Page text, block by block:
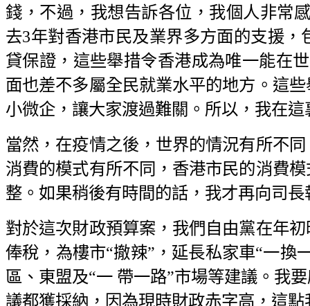
錢，不過，我想告訴各位，我個人非常
去3年對香港市民及業界多方面的支援
貸保證，這些舉措令香港成為唯一能在
面也差不多屬全民就業水平的地方。這
小微企，讓大家渡過難關。所以，我在
當然，在疫情之後，世界的情況有所不
消費的模式有所不同，香港市民的消費
整。如果稍後有時間的話，我才再向司長
對於這次財政預算案，我們自由黨在年
俸稅，為樓市“撤辣”，延長私家車“一換
區、東盟及“一 帶一路”市場等建議。我
議都獲採納，因為現時財政赤字高，這